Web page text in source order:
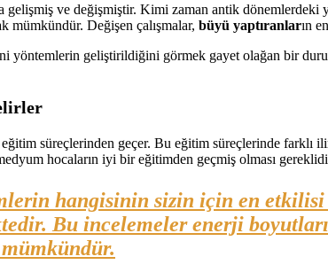
ve değişmiştir. Kimi zaman antik
mümkündür. Değişen çalışmalar, büyü yaptıranların
yöntemlerin geliştirildiğini görmek gayet olağan bir
süreçlerinden geçer. Bu eğitim süreçlerinde farklı
hocaların iyi bir eğitimden geçmiş olması
hangisinin sizin için en etkilisi
Bu incelemeler enerji